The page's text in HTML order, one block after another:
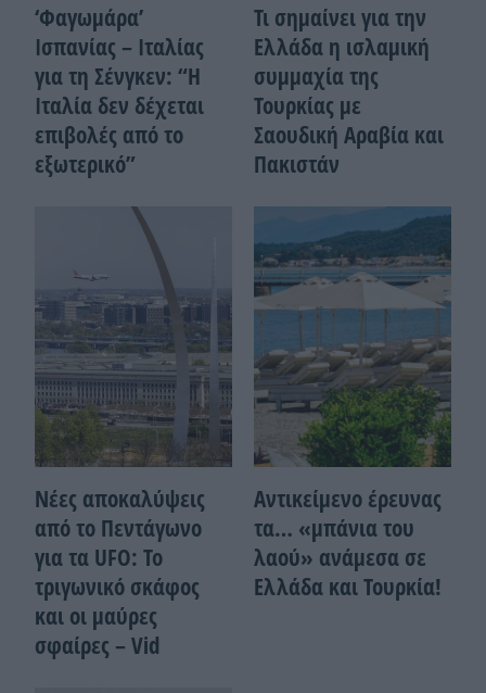
‘Φαγωμάρα’
Ισπανίας – Ιταλίας
για τη Σένγκεν: “Η
Ιταλία δεν δέχεται
επιβολές από το
εξωτερικό”
Τι σημαίνει για την
Ελλάδα η ισλαμική
συμμαχία της
Τουρκίας με
Σαουδική Αραβία και
Πακιστάν
Νέες αποκαλύψεις
από το Πεντάγωνο
για τα UFO: Το
τριγωνικό σκάφος
και οι μαύρες
σφαίρες – Vid
Αντικείμενο έρευνας
τα… «μπάνια του
λαού» ανάμεσα σε
Ελλάδα και Τουρκία!